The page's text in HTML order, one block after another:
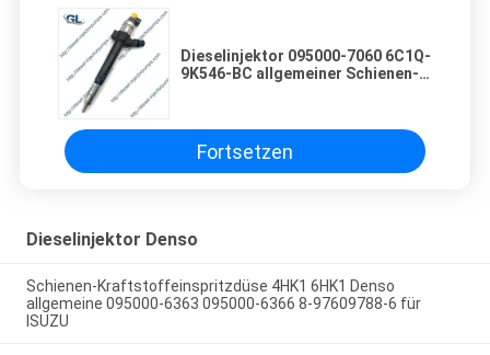
Dieselinjektor 095000-7060 6C1Q-
9K546-BC allgemeiner Schienen-
Fortsetzen
Dieselinjektor Denso
Schienen-Kraftstoffeinspritzdüse 4HK1 6HK1 Denso
allgemeine 095000-6363 095000-6366 8-97609788-6 für
ISUZU